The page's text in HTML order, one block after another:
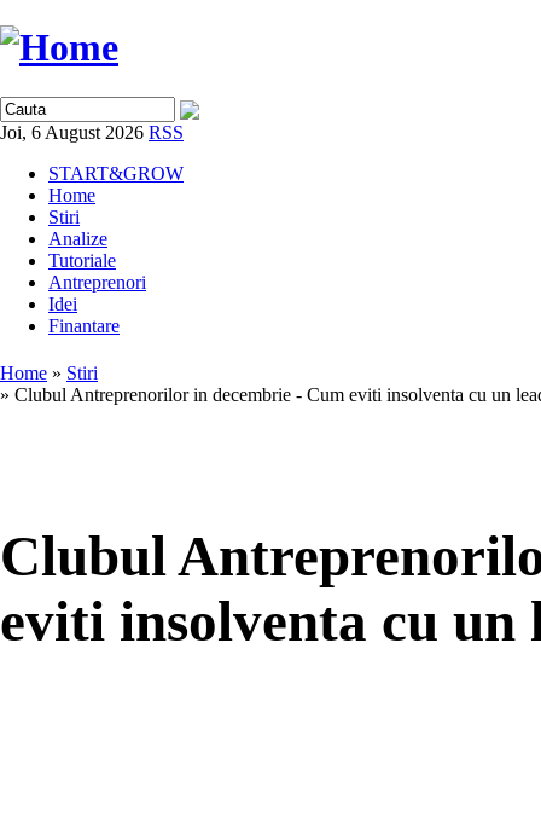
Joi, 6 August 2026 RSS
START&GROW
Home
Stiri
Analize
Tutoriale
Antreprenori
Idei
Finantare
Home » Stiri
» Clubul Antreprenorilor in decembrie - Cum eviti insolventa cu un
Clubul
eviti insolventa cu un